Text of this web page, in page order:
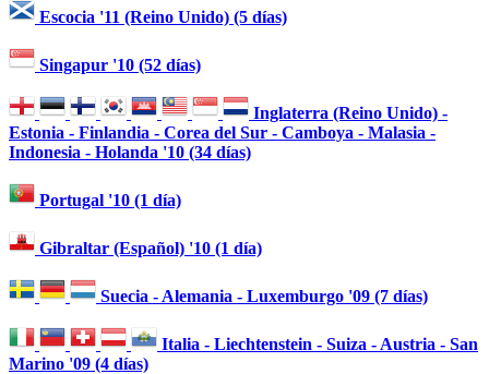
Escocia '11 (Reino Unido) (5 días)
Singapur '10 (52 días)
Inglaterra (Reino Unido) -
Estonia - Finlandia - Corea del Sur - Camboya - Malasia -
Indonesia - Holanda '10 (34 días)
Portugal '10 (1 día)
Gibraltar (Español) '10 (1 día)
Suecia - Alemania - Luxemburgo '09 (7 días)
Italia - Liechtenstein - Suiza - Austria - San
Marino '09 (4 días)